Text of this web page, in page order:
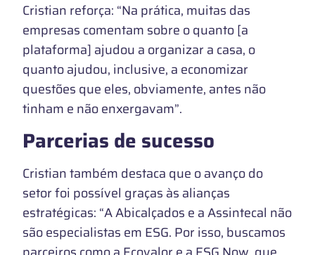
Cristian reforça: “Na prática, muitas das
empresas comentam sobre o quanto [a
plataforma] ajudou a organizar a casa, o
quanto ajudou, inclusive, a economizar
questões que eles, obviamente, antes não
tinham e não enxergavam”.
Parcerias de sucesso
Cristian também destaca que o avanço do
setor foi possível graças às alianças
estratégicas: “A Abicalçados e a Assintecal não
são especialistas em ESG. Por isso, buscamos